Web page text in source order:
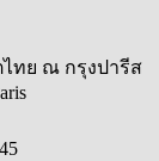
ทย ณ กรุงปารีส